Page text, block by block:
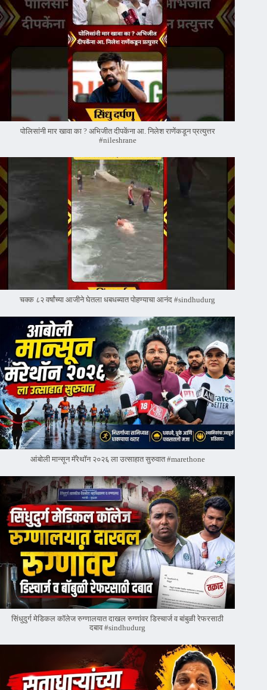
पोलिसांनी मार खावा का ? अभिजीत दीपकेंना आ. निलेश राणेंकडून प्रत्युत्तर
#nileshrane
चक्क ८२ वर्षांच्या आजीने घेतला धबधब्यात पोहण्याचा आनंद #sindhudurg
आंबोली मान्सून मॅरेथॉन २०२६ ला उत्साहात सुरुवात #marethone
सिंधुदुर्ग मेडिकल कॉलेज रुग्णालयात दाखल रुग्णांवर डिस्चार्ज व बांबुळी रेफरसाठी
दबाव #sindhudurg